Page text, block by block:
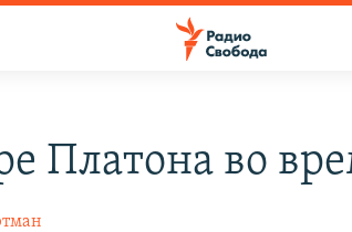
Платона во